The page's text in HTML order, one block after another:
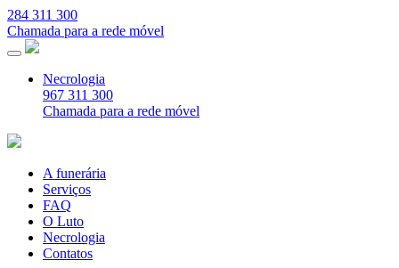
284 311 300
Chamada para a rede móvel
Necrologia
967 311 300
Chamada para a rede móvel
A funerária
Serviços
FAQ
O Luto
Necrologia
Contatos